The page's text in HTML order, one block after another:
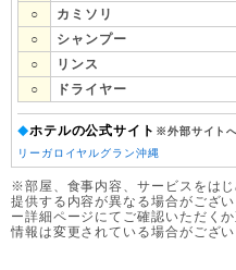
○
カミソリ
○
シャンプー
○
リンス
○
ドライヤー
◆ホテルの公式サイト ※外部サイト
リーガロイヤルグラン沖縄
※部屋、食事内容、サービスをは
提供する内容が異なる場合がござ
ー詳細ページにてご確認いただく
情報は変更されている場合がござい